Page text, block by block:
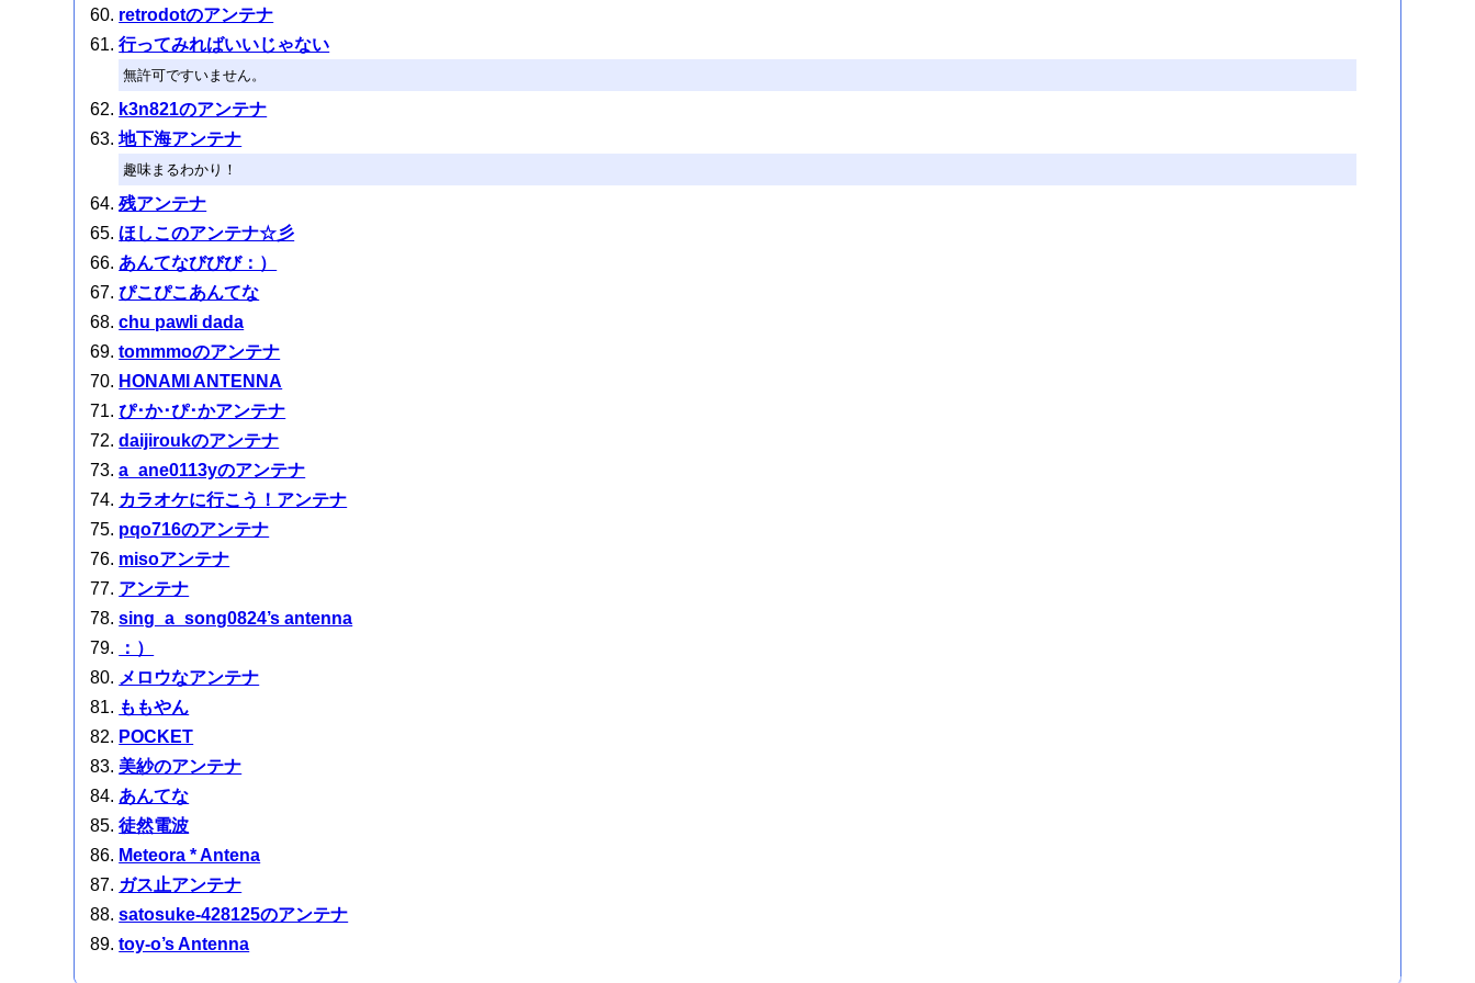
retrodotのアンテナ
行ってみればいいじゃない
無許可ですいません。
k3n821のアンテナ
地下海アンテナ
趣味まるわかり！
残アンテナ
ほしこのアンテナ☆彡
あんてなびびび：）
ぴこぴこあんてな
chu pawli dada
tommmoのアンテナ
HONAMI ANTENNA
ぴ･か･ぴ･かアンテナ
daijiroukのアンテナ
a_ane0113yのアンテナ
カラオケに行こう！アンテナ
pqo716のアンテナ
misoアンテナ
アンテナ
sing_a_song0824’s antenna
：）
メロウなアンテナ
ももやん
POCKET
美紗のアンテナ
あんてな
徒然電波
Meteora * Antena
ガス止アンテナ
satosuke-428125のアンテナ
toy-o’s Antenna